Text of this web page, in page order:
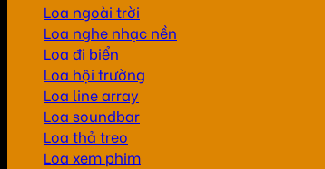
Loa ngoài trời
Loa nghe nhạc nền
Loa đi biển
Loa hội trường
Loa line array
Loa soundbar
Loa thả treo
Loa xem phim